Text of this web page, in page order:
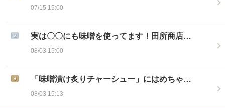
07/15 15:00
実は〇〇にも味噌を使ってます！田所商店…
08/03 15:00
「味噌漬け炙りチャーシュー」にはめちゃ…
08/03 15:13